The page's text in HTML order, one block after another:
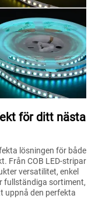
för ditt nästa
lösningen för både
Från COB LED-stripar
versatilitet, enkel
fullständiga sortiment,
uppnå den perfekta